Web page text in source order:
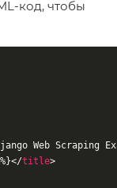
код, чтобы
Web Scraping
</title>